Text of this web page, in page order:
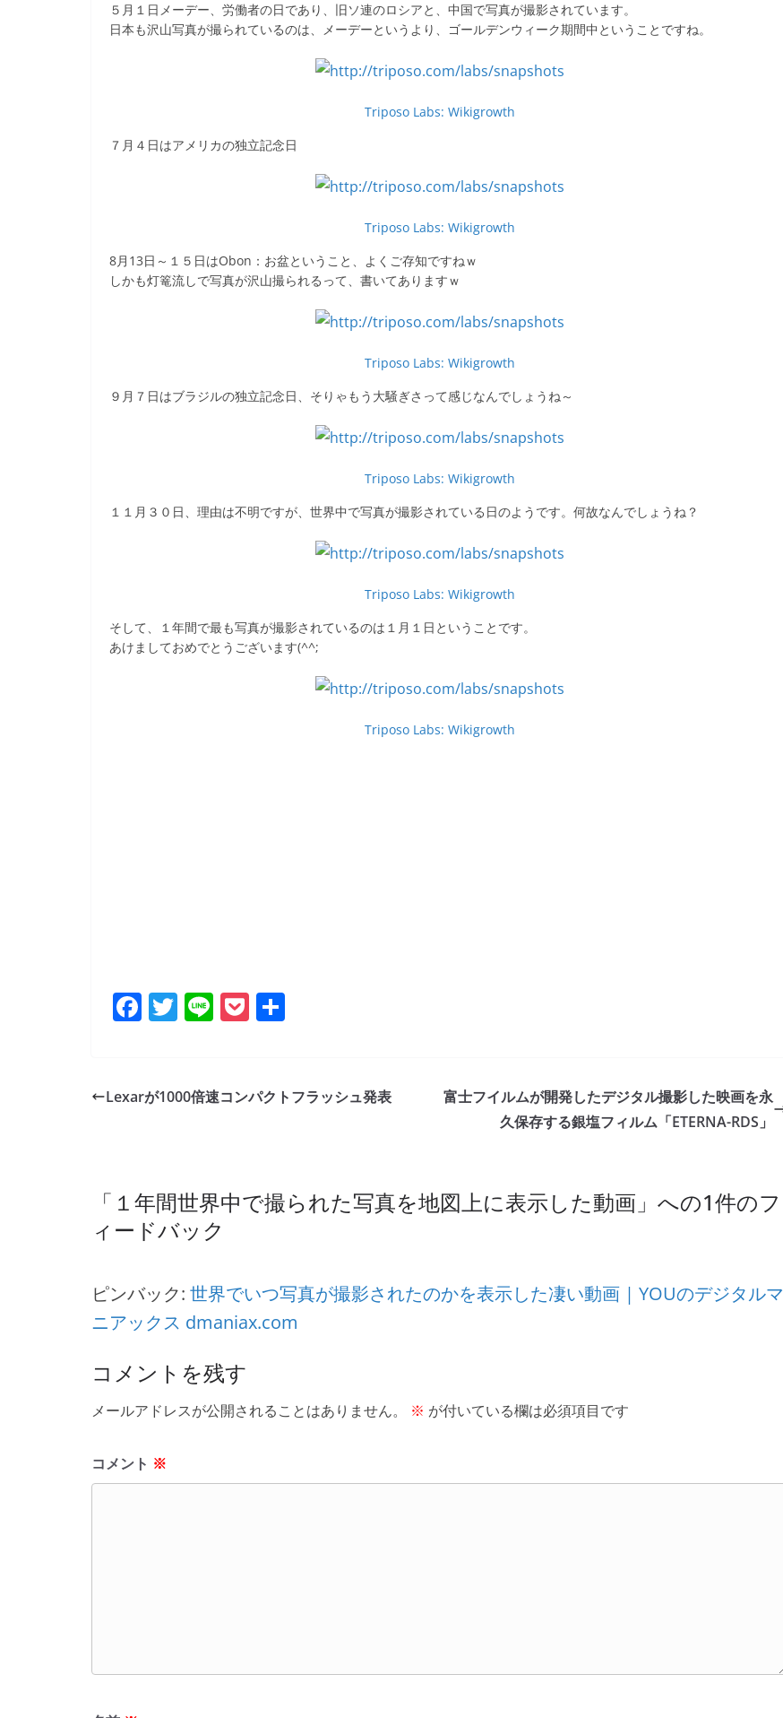
５月１日メーデー、労働者の日であり、旧ソ連のロシアと、中国で写真が撮影されています。
日本も沢山写真が撮られているのは、メーデーというより、ゴールデンウィーク期間中ということですね。
Triposo Labs: Wikigrowth
７月４日はアメリカの独立記念日
Triposo Labs: Wikigrowth
8月13日～１５日はObon：お盆ということ、よくご存知ですねｗ
しかも灯篭流しで写真が沢山撮られるって、書いてありますｗ
Triposo Labs: Wikigrowth
９月７日はブラジルの独立記念日、そりゃもう大騒ぎさって感じなんでしょうね～
Triposo Labs: Wikigrowth
１１月３０日、理由は不明ですが、世界中で写真が撮影されている日のようです。何故なんでしょうね？
Triposo Labs: Wikigrowth
そして、１年間で最も写真が撮影されているのは１月１日ということです。
あけましておめでとうございます(^^;
Triposo Labs: Wikigrowth
F
e
k
T
er
Li P
et
Lexarが1000倍速コンパクトフラッシュ発表
富士フイルムが開発したデジタル撮影した映画を永
久保存する銀塩フィルム「ETERNA-RDS」
「 １年間世界中で撮られた写真を地図上に表示した動画 」への1件のフ
ィードバック
ピンバック: 世界でいつ写真が撮影されたのかを表示した凄い動画 | YOUのデジタルマ
ニアックス dmaniax.com
コメントを残す
メールアドレスが公開されることはありません。 ※ が付いている欄は必須項目です
コメント ※